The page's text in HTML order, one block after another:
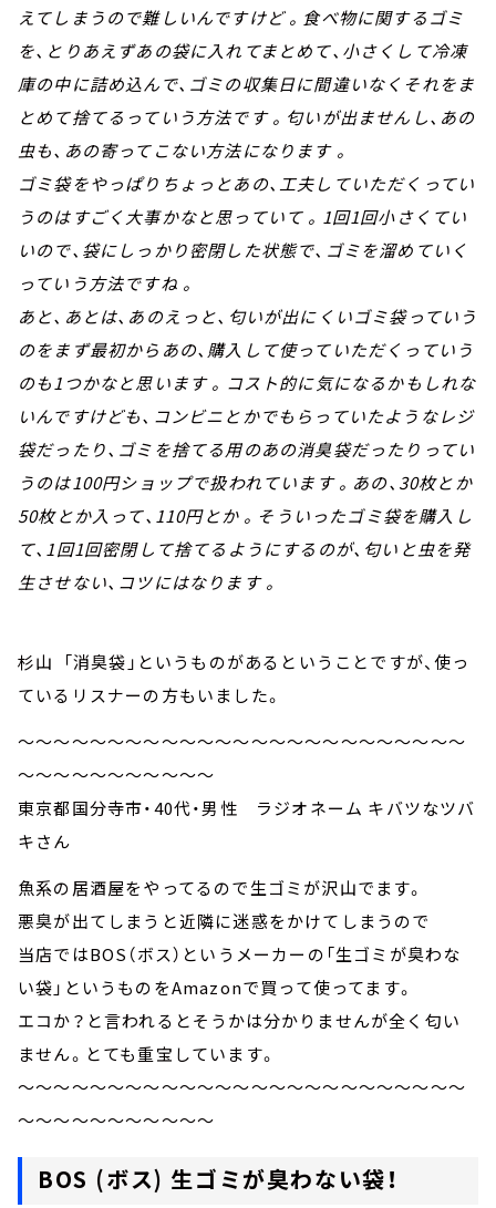
えてしまうので難しいんですけど 。食べ物に関するゴミ
を、とりあえずあの袋に入れてまとめて、小さくして冷凍
庫の中に詰め込んで、ゴミの収集日に間違いなくそれをま
とめて捨てるっていう方法です 。匂いが出ませんし、あの
虫も、あの寄ってこない方法になります 。
ゴミ袋をやっぱりちょっとあの、工夫していただくってい
うのはすごく大事かなと思っていて 。1回1回小さくてい
いので、袋にしっかり密閉した状態で、ゴミを溜めていく
っていう方法ですね 。
あと、あとは、あのえっと、匂いが出にくいゴミ袋っていう
のをまず最初からあの、購入して使っていただくっていう
のも1つかなと思います 。コスト的に気になるかもしれな
いんですけども、コンビニとかでもらっていたようなレジ
袋だったり、ゴミを捨てる用のあの消臭袋だったりってい
うのは100円ショップで扱われています 。あの、30枚とか
50枚とか入って、110円とか 。そういったゴミ袋を購入し
て、1回1回密閉して捨てるようにするのが、匂いと虫を発
生させない、コツにはなります 。
杉山 「消臭袋」というものがあるということですが、使っ
ているリスナーの方もいました。
～～～～～～～～～～～～～～～～～～～～～～～～～
～～～～～～～～～～～
東京都国分寺市・40代・男性 ラジオネーム キバツなツバ
キさん
魚系の居酒屋をやってるので生ゴミが沢山でます。
悪臭が出てしまうと近隣に迷惑をかけてしまうので
当店ではBOS（ボス）というメーカーの「生ゴミが臭わな
い袋」というものをAmazonで買って使ってます。
エコか？と言われるとそうかは分かりませんが全く匂い
ません。とても重宝しています。
～～～～～～～～～～～～～～～～～～～～～～～～～
～～～～～～～～～～～
BOS (ボス) 生ゴミが臭わない袋！